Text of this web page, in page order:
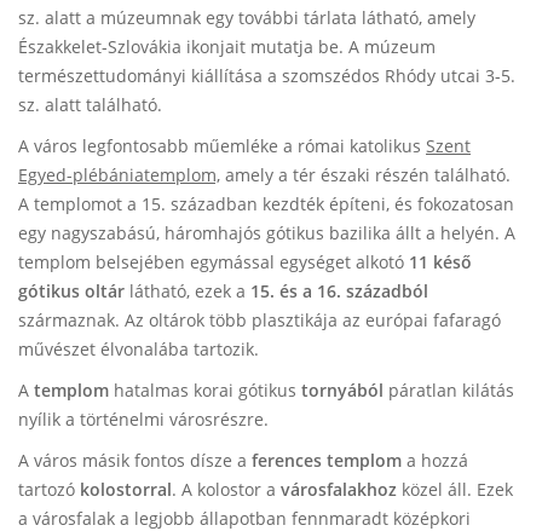
sz. alatt a múzeumnak egy további tárlata látható, amely
Északkelet-Szlovákia ikonjait mutatja be. A múzeum
természettudományi kiállítása a szomszédos Rhódy utcai 3-5.
sz. alatt található.
A város legfontosabb műemléke a római katolikus Szent
Egyed-plébániatemplom, amely a tér északi részén található.
A templomot a 15. században kezdték építeni, és fokozatosan
egy nagyszabású, háromhajós gótikus bazilika állt a helyén. A
templom belsejében egymással egységet alkotó 11 késő
gótikus oltár látható, ezek a 15. és a 16. századból
származnak. Az oltárok több plasztikája az európai fafaragó
művészet élvonalába tartozik.
A templom hatalmas korai gótikus tornyából páratlan kilátás
nyílik a történelmi városrészre.
A város másik fontos dísze a ferences templom a hozzá
tartozó kolostorral. A kolostor a városfalakhoz közel áll. Ezek
a városfalak a legjobb állapotban fennmaradt középkori